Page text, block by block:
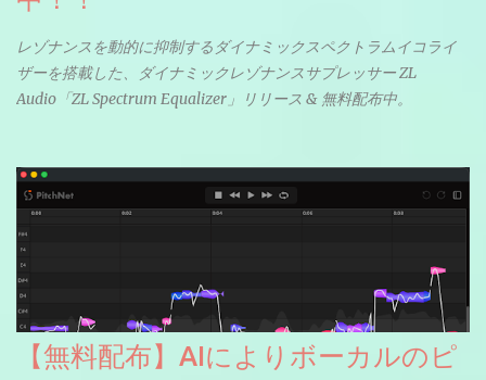
レゾナンスを動的に抑制するダイナミックスペクトラムイコライ
ザーを搭載した、ダイナミックレゾナンスサプレッサー ZL
Audio「ZL Spectrum Equalizer」リリース & 無料配布中。
【無料配布】AIによりボーカルのピ